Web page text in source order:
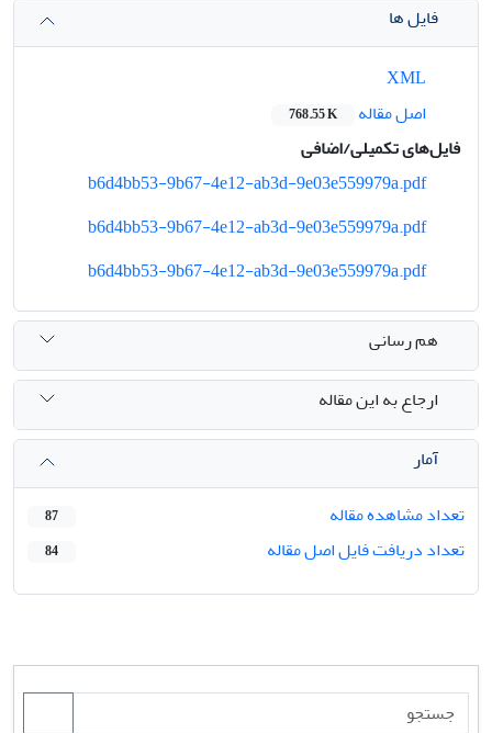
فایل ها
اصل مقاله
768.55 K
فایل‌های تکمیلی/اضافی
b6d4bb53-9b67-4e12-ab3d-9e03e559979a.pdf
b6d4bb53-9b67-4e12-ab3d-9e03e559979a.pdf
b6d4bb53-9b67-4e12-ab3d-9e03e559979a.pdf
هم رسانی
ارجاع به این مقاله
آمار
تعداد مشاهده مقاله
87
تعداد دریافت فایل اصل مقاله 84